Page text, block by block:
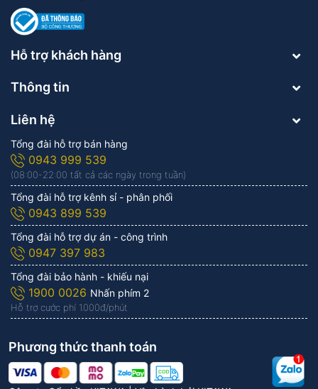
Hỗ trợ khách hàng
Thông tin
Liên hệ
Tổng đài hỗ trợ bán hàng
0943 999 539
(08:00-22:00 tất cả các ngày trong tuần)
Tổng đài hỗ trợ kênh sỉ - phân phối
0943 899 539
Tổng đài hỗ trợ dự án - công trình
0947 397 983
Tổng đài bảo hành - khiếu nại
1900 0026 Nhấn phím 2
Hỗ trợ cước phí 1.000đ/phút
Phương thức thanh toán